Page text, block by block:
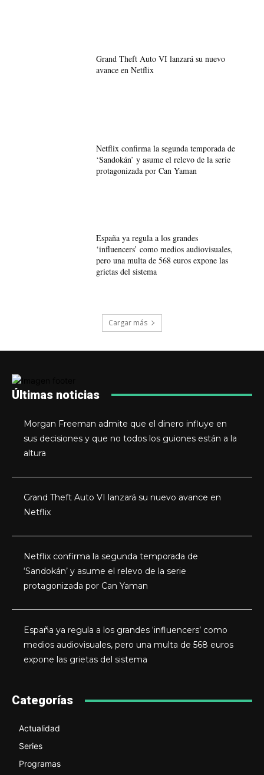
Grand Theft Auto VI lanzará su nuevo
avance en Netflix
Netflix confirma la segunda temporada de
‘Sandokán’ y asume el relevo de la serie
protagonizada por Can Yaman
España ya regula a los grandes
‘influencers’ como medios audiovisuales,
pero una multa de 568 euros expone las
grietas del sistema
Cargar más
Últimas noticias
Morgan Freeman admite que el dinero influye en
sus decisiones y que no todos los guiones están a la
altura
Grand Theft Auto VI lanzará su nuevo avance en
Netflix
Netflix confirma la segunda temporada de
‘Sandokán’ y asume el relevo de la serie
protagonizada por Can Yaman
España ya regula a los grandes ‘influencers’ como
medios audiovisuales, pero una multa de 568 euros
expone las grietas del sistema
Categorías
Actualidad
Series
Programas